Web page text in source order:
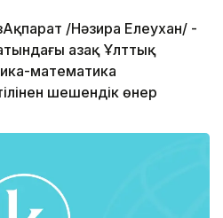
/Нәзира Елеухан/ -
Қазақ Ұлттық
математика
шешендік өнер